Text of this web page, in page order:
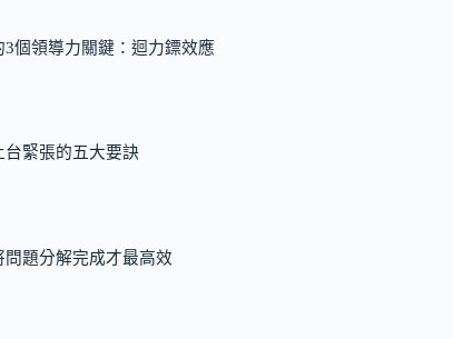
3個領導力關鍵：迴力鏢效應
台緊張的五大要訣
問題分解完成才最高效